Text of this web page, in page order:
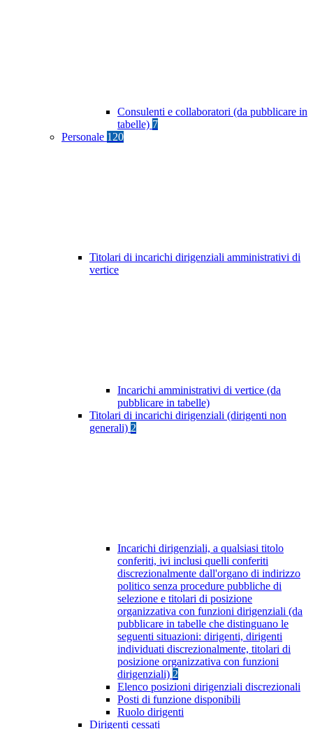
Consulenti e collaboratori (da pubblicare in
tabelle) 7
Personale 120
Titolari di incarichi dirigenziali amministrativi di
vertice
Incarichi amministrativi di vertice (da
pubblicare in tabelle)
Titolari di incarichi dirigenziali (dirigenti non
generali) 2
Incarichi dirigenziali, a qualsiasi titolo
conferiti, ivi inclusi quelli conferiti
discrezionalmente dall'organo di indirizzo
politico senza procedure pubbliche di
selezione e titolari di posizione
organizzativa con funzioni dirigenziali (da
pubblicare in tabelle che distinguano le
seguenti situazioni: dirigenti, dirigenti
individuati discrezionalmente, titolari di
posizione organizzativa con funzioni
dirigenziali) 2
Elenco posizioni dirigenziali discrezionali
Posti di funzione disponibili
Ruolo dirigenti
Dirigenti cessati